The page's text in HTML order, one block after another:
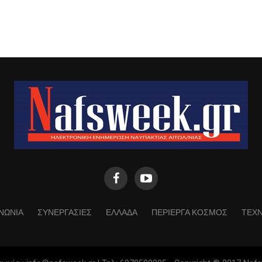
ΣΥΝΕΡΓΑΣΙΕΣ ΕΛΛΑΔΑ ΠΕΡΙΕΡΓΑ ΚΟΣΜΟΣ